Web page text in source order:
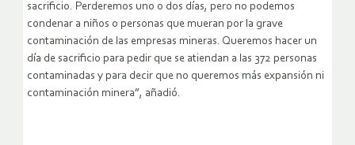
sacrificio. Perderemos uno o dos días, pero no podemos
condenar a niños o personas que mueran por la grave
contaminación de las empresas mineras. Queremos hacer un
día de sacrificio para pedir que se atiendan a las 372 personas
contaminadas y para decir que no queremos más expansión ni
contaminación minera”, añadió.